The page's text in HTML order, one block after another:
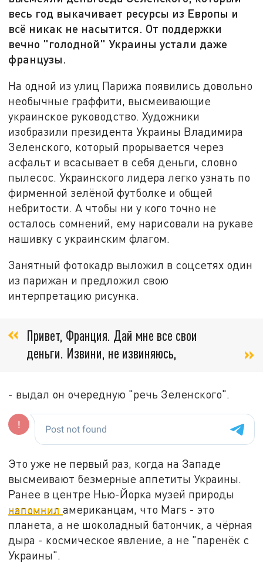
весь год выкачивает ресурсы из Европы и
всё никак не насытится. От поддержки
вечно "голодной" Украины устали даже
французы.
На одной из улиц Парижа появились довольно
необычные граффити, высмеивающие
украинское руководство. Художники
изобразили президента Украины Владимира
Зеленского, который прорывается через
асфальт и всасывает в себя деньги, словно
пылесос. Украинского лидера легко узнать по
фирменной зелёной футболке и общей
небритости. А чтобы ни у кого точно не
осталось сомнений, ему нарисовали на рукаве
нашивку с украинским флагом.
Занятный фотокадр выложил в соцсетях один
из парижан и предложил свою
интерпретацию рисунка.
Привет, Франция. Дай мне все свои
деньги. Извини, не извиняюсь,
- выдал он очередную "речь Зеленского".
Это уже не первый раз, когда на Западе
высмеивают безмерные аппетиты Украины.
Ранее в центре Нью-Йорка музей природы
напомниламериканцам, что Mars - это
планета, а не шоколадный батончик, а чёрная
дыра - космическое явление, а не "паренёк с
Украины".